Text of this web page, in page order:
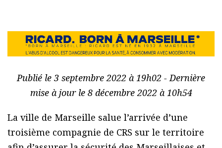
Publié le 3 septembre 2022 à 19h02 - Dernière
mise à jour le 8 décembre 2022 à 10h54
La ville de Marseille salue l’arrivée d’une
troisième compagnie de CRS sur le territoire